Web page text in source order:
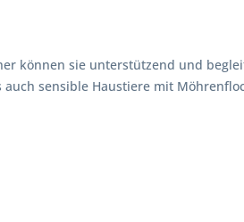
können sie unterstützend und
sensible Haustiere mit